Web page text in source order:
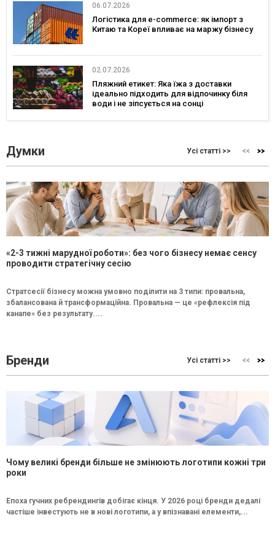
06.07.2026
Логістика для e-commerce: як імпорт з
Китаю та Кореї впливає на маржу бізнесу
02.07.2026
Пляжний етикет: Яка їжа з доставки
ідеально підходить для відпочинку біля
води і не зіпсується на сонці
Думки Усі статті >>
«2-3 тижні марудної роботи»: без чого бізнесу немає сенсу
проводити стратегічну сесію
Стратсесії бізнесу можна умовно поділити на 3 типи: провальна,
збалансована й трансформаційна. Провальна — це «рефлексія під
канапе» без результату....
Бренди Усі статті >>
Чому великі бренди більше не змінюють логотипи кожні три
роки
Епоха гучних ребрендингів добігає кінця. У 2026 році бренди дедалі
частіше інвестують не в нові логотипи, а у впізнавані елементи,...